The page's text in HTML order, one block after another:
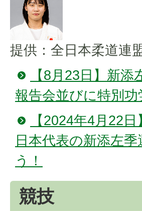
提供：全日本柔道連
【8月23日】新
報告会並びに特別
【2024年4月22
日本代表の新添左
う！
競技